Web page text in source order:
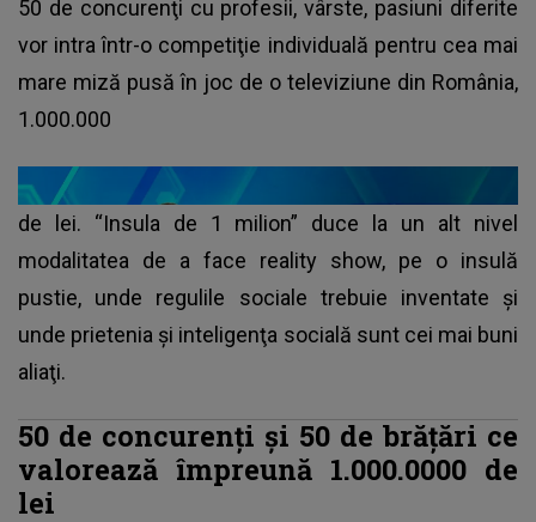
50 de concurenţi cu profesii, vârste, pasiuni diferite
vor intra într-o competiţie individuală pentru cea mai
mare miză pusă în joc de o televiziune din România,
1.000.000
de lei. “Insula de 1 milion” duce la un alt nivel
modalitatea de a face reality show, pe o insulă
pustie, unde regulile sociale trebuie inventate şi
unde prietenia şi inteligenţa socială sunt cei mai buni
aliaţi.
50 de concurenţi şi 50 de brăţări ce
valorează împreună 1.000.0000 de
lei